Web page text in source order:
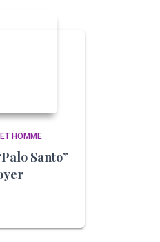
HOMME
Santo”